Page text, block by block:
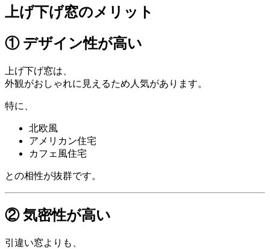
上げ下げ窓のメリット
① デザイン性が高い
上げ下げ窓は、
外観がおしゃれに見えるため人気があります。
特に、
北欧風
アメリカン住宅
カフェ風住宅
との相性が抜群です。
② 気密性が高い
引違い窓よりも、